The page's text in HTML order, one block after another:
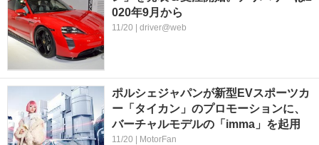
020年9月から
11/20 | driver@web
ポルシェジャパンが新型EVスポーツカ
ー「タイカン」のプロモーションに、
バーチャルモデルの「imma」を起用
11/20 | MotorFan